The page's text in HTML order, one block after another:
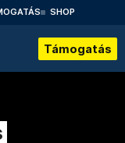
SHOP
Támogatás